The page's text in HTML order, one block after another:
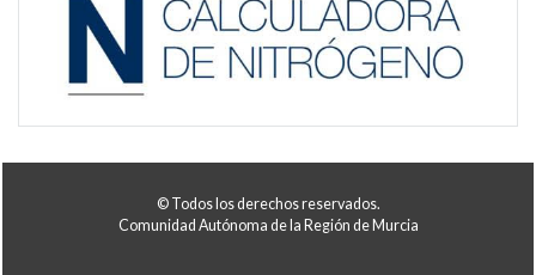
© Todos los derechos reservados.
Comunidad Autónoma de la Región de Murcia